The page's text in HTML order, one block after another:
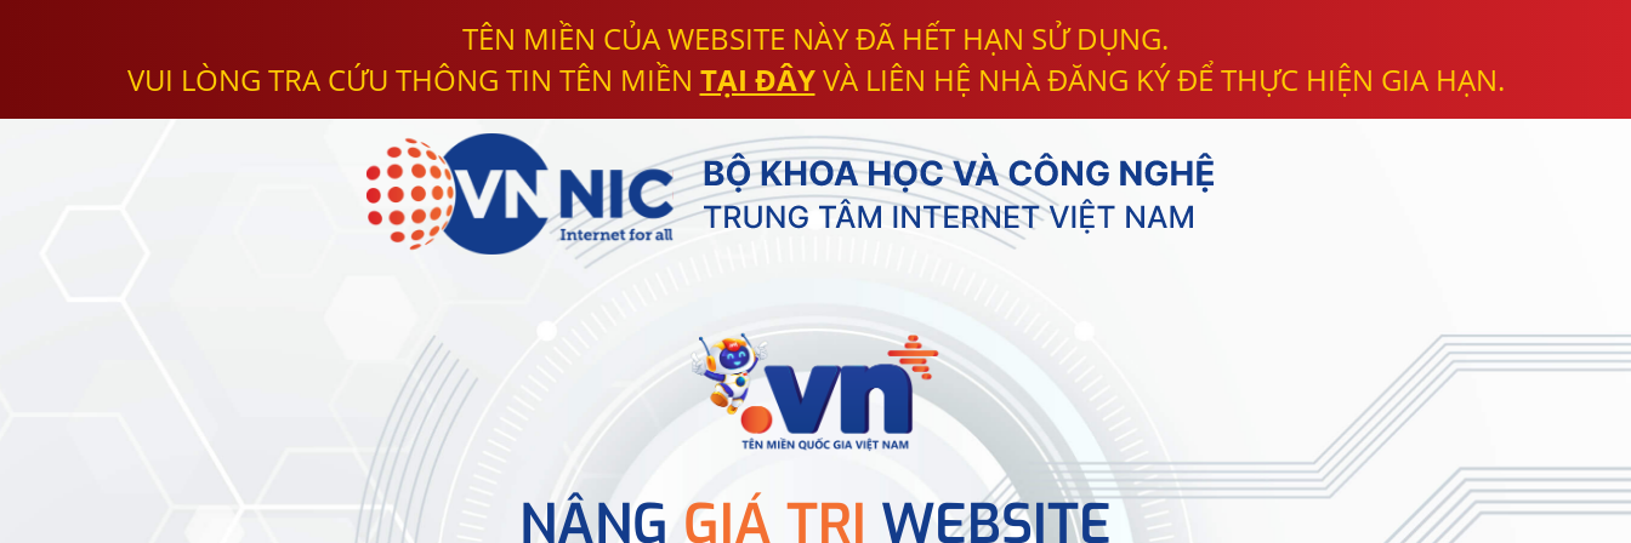
TÊN MIỀN CỦA WEBSITE NÀY ĐÃ HẾT HẠN SỬ DỤNG.
VUI LÒNG TRA CỨU THÔNG TIN TÊN MIỀN TẠI ĐÂYVÀ LIÊN HỆ NHÀ ĐĂNG KÝ ĐỂ THỰC HIỆN GIA HẠN.
NÂNG GIÁ TRỊ WEBSITE